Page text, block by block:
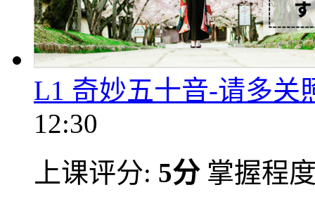
L1 奇妙五十音-请多关
12:30
上课评分: 5分 掌握程